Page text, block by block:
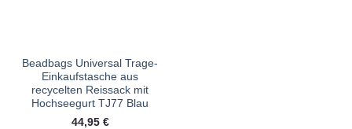
Beadbags Universal Trage-
Einkaufstasche aus
recycelten Reissack mit
Hochseegurt TJ77 Blau
44,95 €